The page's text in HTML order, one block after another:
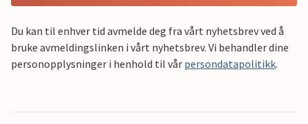
Du kan til enhver tid avmelde deg fra vårt nyhetsbrev ved å
bruke avmeldingslinken i vårt nyhetsbrev. Vi behandler dine
personopplysninger i henhold til vår persondatapolitikk.